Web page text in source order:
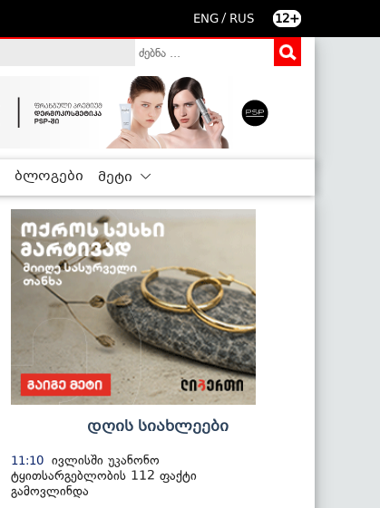
ENG / RUS 12+
ბლოგები მეტი
დღის სიახლეები
11:10 ივლისში უკანონო
ტყითსარგებლობის 112 ფაქტი
გამოვლინდა